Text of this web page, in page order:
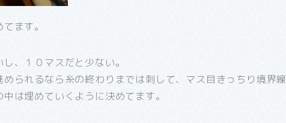
ます。
、１０マスだと少ない。
られるなら糸の終わりまでは刺して、マス目きっちり境界線
は埋めていくように決めてます。